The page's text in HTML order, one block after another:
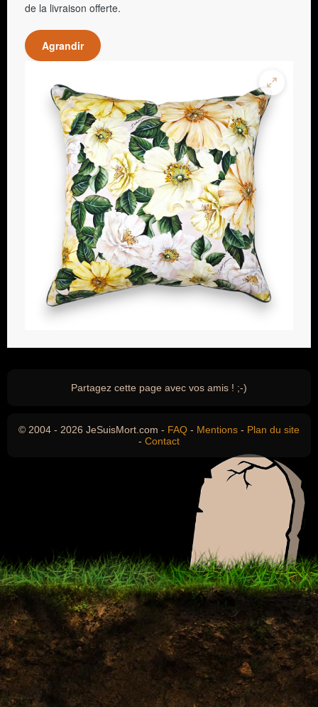
de la livraison offerte.
Agrandir
Partagez cette page avec vos amis ! ;-)
© 2004 - 2026 JeSuisMort.com - FAQ - Mentions - Plan du site
- Contact